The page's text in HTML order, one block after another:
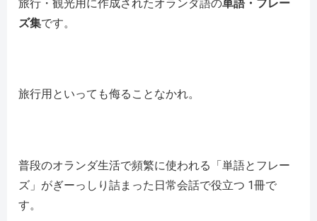
旅行・観光用に作成されたオランダ語の単語・フレー
ズ集です。
旅行用といっても侮ることなかれ。
普段のオランダ生活で頻繁に使われる「単語とフレー
ズ」がぎーっしり詰まった日常会話で役立つ 1冊で
す。